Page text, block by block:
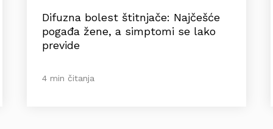
Difuzna bolest štitnjače: Najčešće
pogađa žene, a simptomi se lako
previde
4 min čitanja